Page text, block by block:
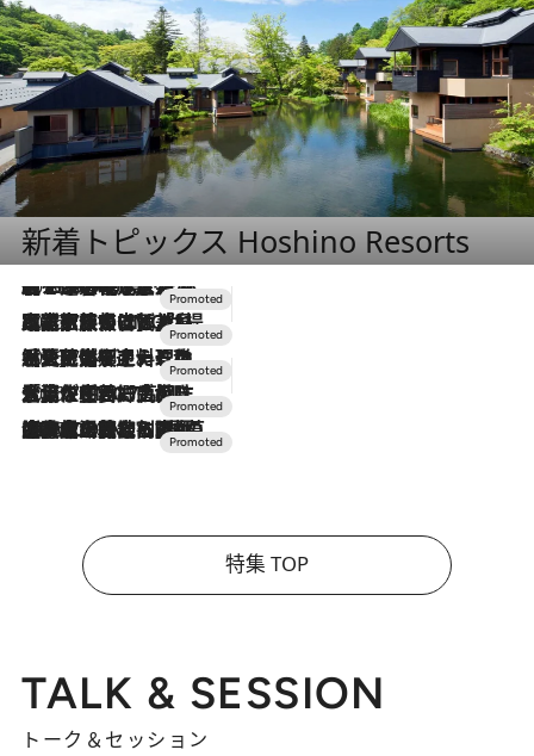
新着トピックス Hoshino Resorts
2026.8.7
【トンボの足水浴】ヒノキの香りに包まれて涼感マックス！約13℃の湧水かけ流しを避暑地「星野温泉 トンボの湯」で体験
2026.7.31
【ホテル帰省】という選択肢をOMOが提案。家族とほどよい距離を保つには「昼は実家、夜は気兼ねなくホテルで！」
2026.7.24
【夏限定ディナーコース】旬を迎える稚鮎や花ズッキーニなどをイタリア・トスカーナの郷土料理の手法で満喫！
2026.7.17
「土佐和ハーブかき氷」がOMO7高知に登場！生姜、山椒、大葉など目にも舌にも涼を呼ぶ郷土の味
2026.7.10
NEW OPEN！【界 草津】名湯の地に誕生。趣の異なる2種の温泉と上州ならではの会席・蕎麦割烹など美食を味わう究極の癒やし旅
特集 TOP
TALK & SESSION
トーク＆セッション